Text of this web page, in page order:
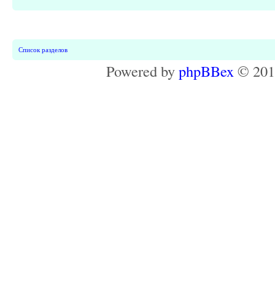
Список разделов
Powered byphpBBex ©